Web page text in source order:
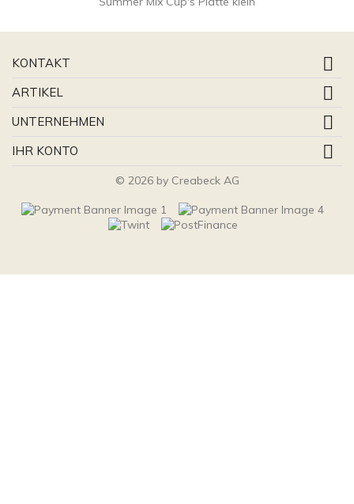
KONTAKT 
ARTIKEL 
UNTERNEHMEN 
IHR KONTO 
© 2026 by Creabeck AG